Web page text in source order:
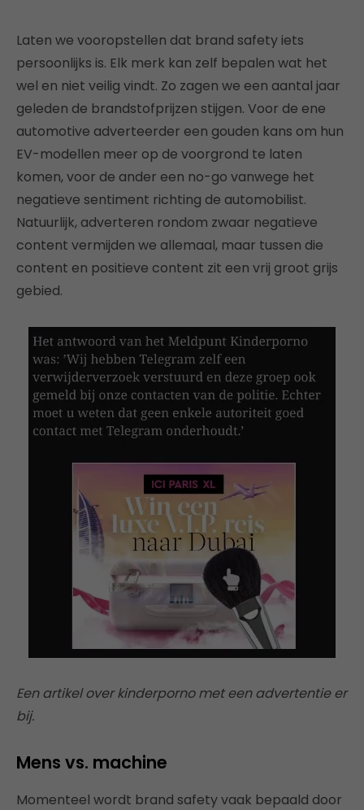
Laten we vooropstellen dat brand safety iets
persoonlijks is. Elk merk kan zelf bepalen wat het
wel en niet veilig vindt. Zo zagen we een aantal jaar
geleden de brandstofprijzen stijgen. Voor de ene
automotive adverteerder een gouden kans om hun
EV-modellen meer op de voorgrond te laten
komen, voor de ander een no-go vanwege het
negatieve sentiment richting de automobilist.
Natuurlijk, adverteren rondom zwaar negatieve
content vermijden we allemaal, maar tussen die
content en positieve content zit een vrij groot grijs
gebied.
Een artikel over kinderporno met een advertentie er
bij.
Mens vs. machine
Momenteel wordt brand safety vaak bepaald door